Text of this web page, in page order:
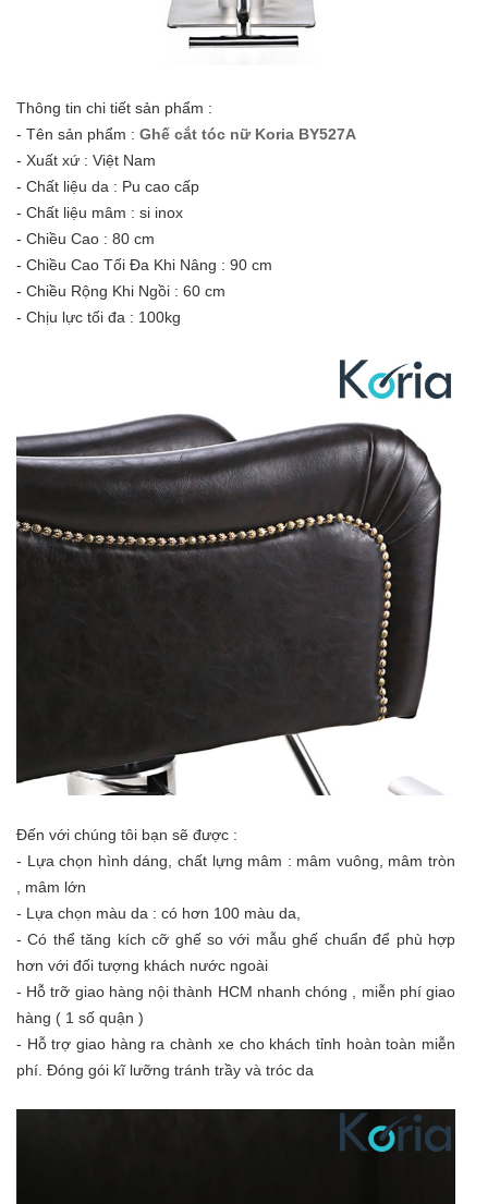
Thông tin chi tiết sản phẩm :
- Tên sản phẩm : Ghế cắt tóc nữ Koria BY527A
- Xuất xứ : Việt Nam
- Chất liệu da : Pu cao cấp
- Chất liệu mâm : si inox
- Chiều Cao : 80 cm
- Chiều Cao Tối Đa Khi Nâng : 90 cm
- Chiều Rộng Khi Ngồi : 60 cm
- Chịu lực tối đa : 100kg
Đến với chúng tôi bạn sẽ được :
- Lựa chọn hình dáng, chất lựng mâm : mâm vuông, mâm tròn
, mâm lớn
- Lựa chọn màu da : có hơn 100 màu da,
- Có thể tăng kích cỡ ghế so với mẫu ghế chuẩn để phù hợp
hơn với đối tượng khách nước ngoài
- Hỗ trỡ giao hàng nội thành HCM nhanh chóng , miễn phí giao
hàng ( 1 số quận )
- Hỗ trợ giao hàng ra chành xe cho khách tỉnh hoàn toàn miễn
phí. Đóng gói kĩ lưỡng tránh trầy và tróc da